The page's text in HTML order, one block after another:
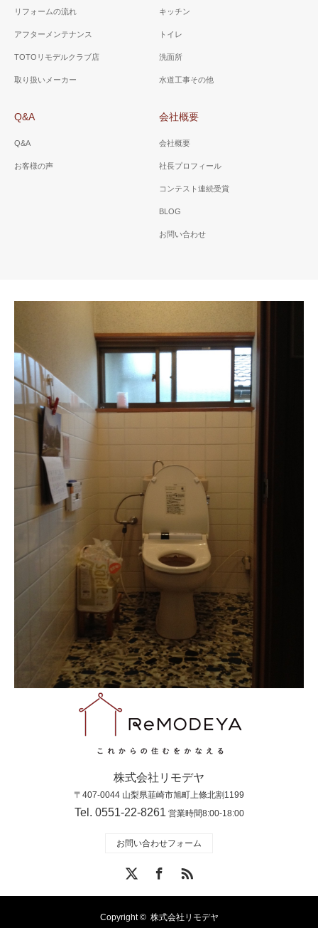
リフォームの流れ
アフターメンテナンス
TOTOリモデルクラブ店
取り扱いメーカー
キッチン
トイレ
洗面所
水道工事その他
Q&A
Q&A
お客様の声
会社概要
会社概要
社長プロフィール
コンテスト連続受賞
BLOG
お問い合わせ
株式会社リモデヤ
〒407-0044 山梨県韮崎市旭町上條北割1199
Tel. 0551-22-8261営業時間8:00-18:00
お問い合わせフォーム
RSS
Copyright © 株式会社リモデヤ